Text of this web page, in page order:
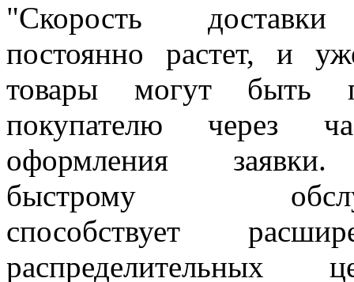
"Скорость доставки
постоянно растет, и
товары могут быть
покупателю через
оформления
быстрому
способствует